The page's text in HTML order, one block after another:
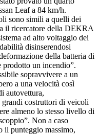
Leaf a 84 km/h.
sono simili a quelli dei
il ricercatore della DEKRA
ad alto voltaggio dei
disinserendosi
della batteria di
prodotto un incendio”.
sopravvivere a un
a una velocità così
autovettura,
costruttori di veicoli
almeno lo stesso livello di
Non a caso
il punteggio massimo,